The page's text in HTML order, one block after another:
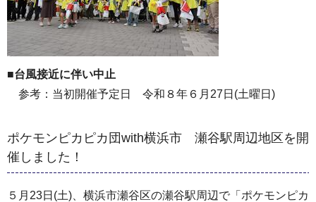
■台風接近に伴い中止
参考：当初開催予定日 令和８年６月27日(土曜日)
ポケモンピカピカ団with横浜市 瀬谷駅周辺地区を開
催しました！
５月23日(土)、横浜市瀬谷区の瀬谷駅周辺で「ポケモンピカ